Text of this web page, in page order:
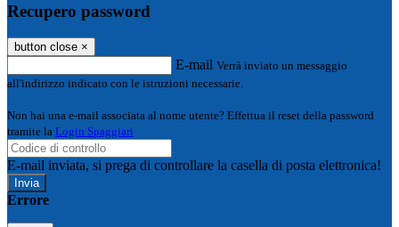
Recupero password
button close ×
E-mail Verrà inviato un messaggio
all'indirizzo indicato con le istruzioni necessarie.
Non hai una e-mail associata al nome utente? Effettua il reset della password
tramite la Login Spaggiari
E-mail inviata, si prega di controllare la casella di posta elettronica!
Errore